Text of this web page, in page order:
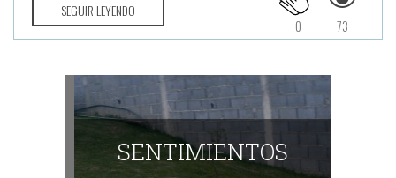
SEGUIR LEYENDO
73
0
SENTIMIENTOS